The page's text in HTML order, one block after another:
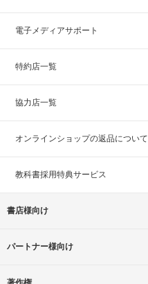
電子メディアサポート
特約店一覧
協力店一覧
オンラインショップの返品について
教科書採用特典サービス
書店様向け
パートナー様向け